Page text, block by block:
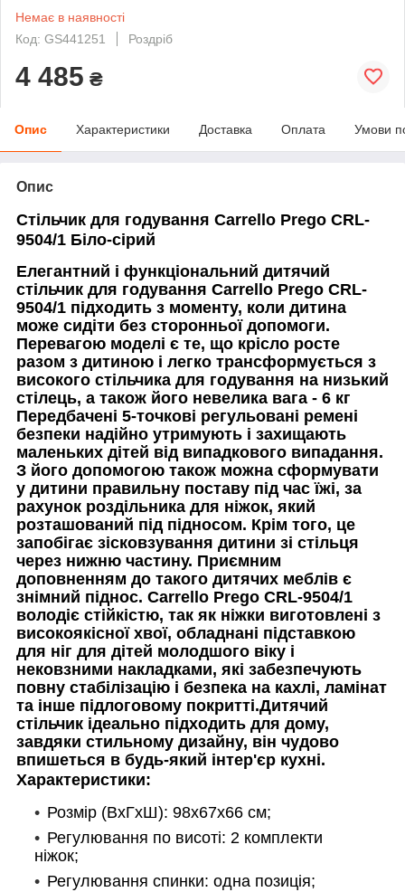
Немає в наявності
Код: GS441251
Роздріб
4 485 ₴
Опис Характеристики Доставка Оплата Умови
Опис
Стільчик для годування Carrello Prego CRL-
9504/1 Біло-сірий
Елегантний і функціональний дитячий
стільчик для годування Carrello Prego CRL-
9504/1 підходить з моменту, коли дитина
може сидіти без сторонньої допомоги.
Перевагою моделі є те, що крісло росте
разом з дитиною і легко трансформується з
високого стільчика для годування на низький
стілець, а також його невелика вага - 6 кг
Передбачені 5-точкові регульовані ремені
безпеки надійно утримують і захищають
маленьких дітей від випадкового випадання.
З його допомогою також можна сформувати
у дитини правильну поставу під час їжі, за
рахунок роздільника для ніжок, який
розташований під підносом. Крім того, це
запобігає зісковзування дитини зі стільця
через нижню частину. Приємним
доповненням до такого дитячих меблів є
знімний піднос. Carrello Prego CRL-9504/1
володіє стійкістю, так як ніжки виготовлені з
високоякісної хвої, обладнані підставкою
для ніг для дітей молодшого віку і
нековзними накладками, які забезпечують
повну стабілізацію і безпека на кахлі, ламінат
та інше підлоговому покритті.Дитячий
стільчик ідеально підходить для дому,
завдяки стильному дизайну, він чудово
впишеться в будь-який інтер'єр кухні.
Характеристики:
Розмір (ВхГхШ): 98х67х66 см;
Регулювання по висоті: 2 комплекти
ніжок;
Регулювання спинки: одна позиція;